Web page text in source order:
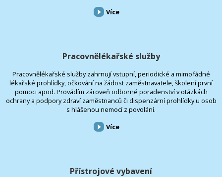
Více
Pracovnělékařské služby
Pracovnělékařské služby zahrnují vstupní, periodické a mimořádné
lékařské prohlídky, očkování na žádost zaměstnavatele, školení první
pomoci apod. Provádím zároveň odborné poradenství v otázkách
ochrany a podpory zdraví zaměstnanců či dispenzární prohlídky u osob
s hlášenou nemocí z povolání.
Více
Přístrojové vybavení